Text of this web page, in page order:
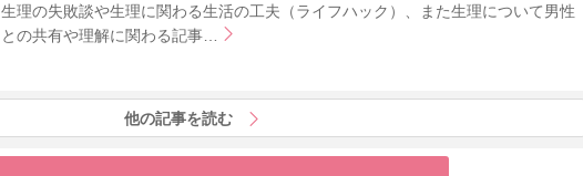
生理の失敗談や生理に関わる生活の工夫（ライフハック）、また生理について男性
との共有や理解に関わる記事…
他の記事を読む